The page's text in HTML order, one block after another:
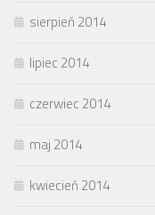
sierpień 2014
lipiec 2014
czerwiec 2014
maj 2014
kwiecień 2014